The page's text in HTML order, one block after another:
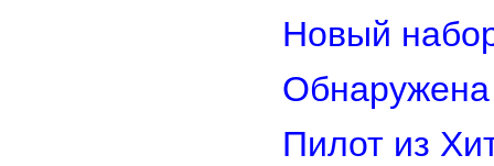
Новый
Обнаружена
Пилот из